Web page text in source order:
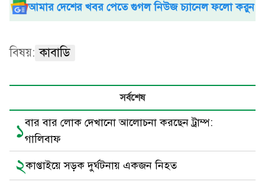
আমার দেশের খবর পেতে গুগল নিউজ চ্যানেল ফলো করুন
বিষয়: কাবাডি
সর্বশেষ
১বার বার লোক দেখানো আলোচনা করছেন ট্রাম্প:
গালিবাফ
২কাপ্তাইয়ে সড়ক দুর্ঘটনায় একজন নিহত